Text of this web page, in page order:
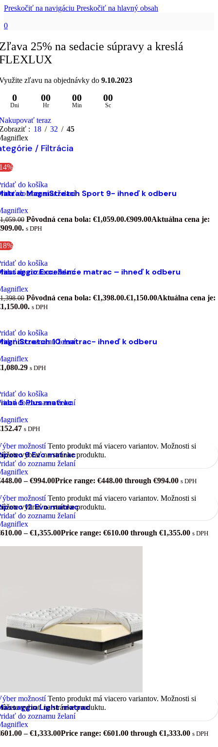
Preskočiť na navigáciu Preskočiť na hlavný obsah
0
25% na sedacie súpravy a kreslá
zľavu na objednávky do 9.10.2023
0
Dni
00
Hr
00
Min
00
Sc
teraz
18 32
45
/ Filtrácia
do košíka
do zoznamu želaní
MagniStretch Sport 9- ihneď k odberu
1,059.00 Pôvodná cena bola: €1,059.00.€909.00Aktuálna cena je:
s DPH
do košíka
do zoznamu želaní
Excellence matrac – ihneď k odberu
1,398.00 Pôvodná cena bola: €1,398.00.€1,150.00Aktuálna cena je:
s DPH
do košíka
do zoznamu želaní10 matrac- ihneď k odberu
1,080.29 s DPH
do košíka
do zoznamu želaní
5 Plus matrac
152.47 s DPH
možností Tento produkt má viacero variantov. Možnosti si
vybrať na stránke produktu.
do zoznamu želaní
9 Evo matrac
448.00 – €994.00Price range: €448.00 through €994.00 s DPH
možností Tento produkt má viacero variantov. Možnosti si
vybrať na stránke produktu.
do zoznamu želaní
12 Evo matrac
610.00 – €1,355.00Price range: €610.00 through €1,355.00 s DPH
možností Tento produkt má viacero variantov. Možnosti si
vybrať na stránke produktu.
do zoznamu želaní
Light matrac
601.00 – €1,333.00Price range: €601.00 through €1,333.00 s DPH